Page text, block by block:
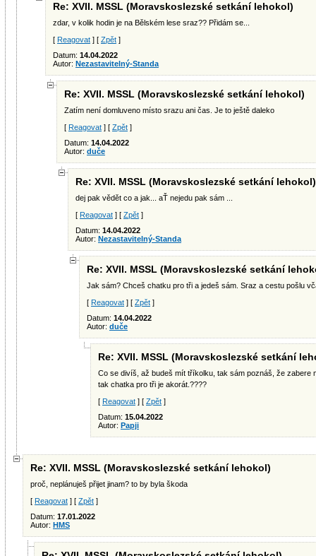
Re: XVII. MSSL (Moravskoslezské setkání lehokol)
zdar, v kolik hodin je na Bělském lese sraz?? Přidám se...
[ Reagovat ] [ Zpět ]
Datum: 14.04.2022
Autor: Nezastavitelný-Standa
Re: XVII. MSSL (Moravskoslezské setkání lehokol)
Zatím není domluveno místo srazu ani čas. Je to ještě daleko
[ Reagovat ] [ Zpět ]
Datum: 14.04.2022
Autor: duče
Re: XVII. MSSL (Moravskoslezské setkání lehokol)
dej pak vědět co a jak... aŤ nejedu pak sám ...
[ Reagovat ] [ Zpět ]
Datum: 14.04.2022
Autor: Nezastavitelný-Standa
Re: XVII. MSSL (Moravskoslezské setkání
Jak sám? Chceš chatku pro tři a jedeš sám. Sraz a cestu pošlu
[ Reagovat ] [ Zpět ]
Datum: 14.04.2022
Autor: duče
Re: XVII. MSSL (Moravskoslezské setkání
Co se divíš, až budeš mít tříkolku, tak sám poznáš, že zabere
tak chatka pro tři je akorát.????
[ Reagovat ] [ Zpět ]
Datum: 15.04.2022
Autor: Papji
Re: XVII. MSSL (Moravskoslezské setkání lehokol)
proč, neplánuješ přijet jinam? to by byla škoda
[ Reagovat ] [ Zpět ]
Datum: 17.01.2022
Autor: HMS